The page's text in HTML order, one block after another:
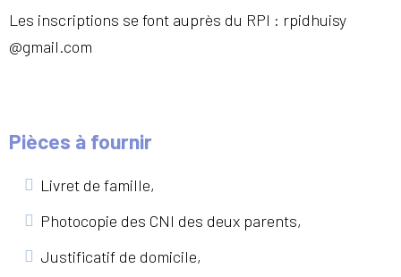
Les inscriptions se font auprès du RPI : rpidhuisy
@gmail.com
Pièces à fournir
Livret de famille,
Photocopie des CNI des deux parents,
Justificatif de domicile,